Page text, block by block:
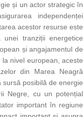
și un actor strategic în
independenței
acestor resurse este
tranziții energetice
și angajamentul de
nivel european, aceste
din Marea Neagră
posibilă de energie
Negre, cu un potențial
important în regiune